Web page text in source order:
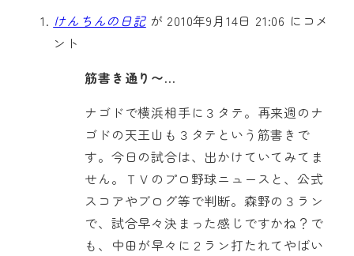
けんちんの日記が 2010年9月14日 21:06 にコメ
ント
筋書き通り〜…
ナゴドで横浜相手に３タテ。再来週のナ
ゴドの天王山も３タテという筋書きで
す。今日の試合は、出かけていてみてま
せん。ＴＶのプロ野球ニュースと、公式
スコアやブログ等で判断。森野の３ラン
で、試合早々決まった感じですかね？で
も、中田が早々に２ラン打たれてやばい